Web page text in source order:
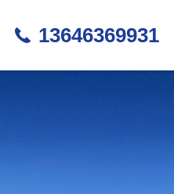
13646369931